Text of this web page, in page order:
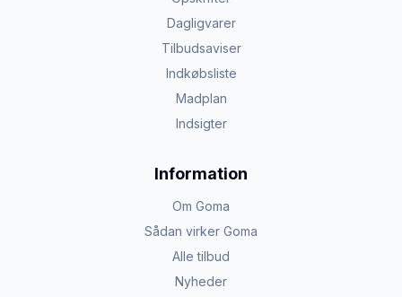
Dagligvarer
Tilbudsaviser
Indkøbsliste
Madplan
Indsigter
Information
Om Goma
Sådan virker Goma
Alle tilbud
Nyheder